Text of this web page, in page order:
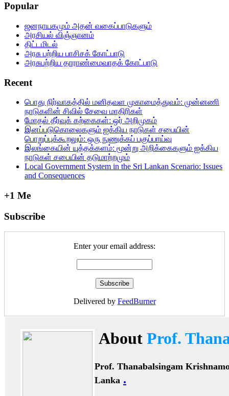
Popular
ஜனநாயகமும் அதன் வகைப்பாடுகளும்
அரசியல் விஞ்ஞானம்
திட்டமிடல்
அரசு பற்றிய பாசிசக் கோட்பாடு
அரசுபற்றிய தாராண்மைவாதக் கோட்பாடு
Recent
பொது நிர்வாகத்தில்‌ மனிதவள முகாமைத்துவம்‌: முன்னணி
நாடுகளின்‌ சிவில்‌ சேவை மாதிரிகள்‌
மோதல் தீர்வுக் கற்கைகள்: ஒர் அறிமுகம்
இனப்படுகொலைகளும் ஐக்கிய நாடுகள் சபையின்
பொறுப்புக்கூறலும்: ஒரு நுணுக்கப் பகுப்பாய்வு
இலங்கையின் யுத்தக்களம்: மூன்று அறிக்கைகளும் ஐக்கிய
நாடுகள் சபையின் தடுமாற்றமும்
Local Government System in the Sri Lankan Scenario: Issues
and Consequences
+1 Me
Subscribe
Enter your email address:
Delivered by FeedBurner
About Prof.
Prof. Thanabalsingam
Lanka .